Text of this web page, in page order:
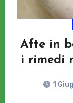
Afte in
i rimedi
1